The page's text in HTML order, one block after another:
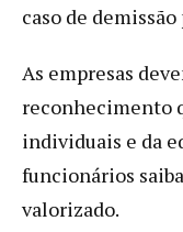
caso de
As empresas
reconhecimento
individuais e da
funcionários
valorizado.